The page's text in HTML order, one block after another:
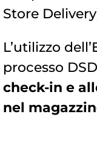
Store
L’utilizzo
processo
check-in e
nel